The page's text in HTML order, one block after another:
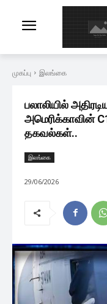
முகப்பு இலங்கை
பலாலியில்
அமெரிக்காவின்
தகவல்கள்..
இலங்கை
29/06/2026